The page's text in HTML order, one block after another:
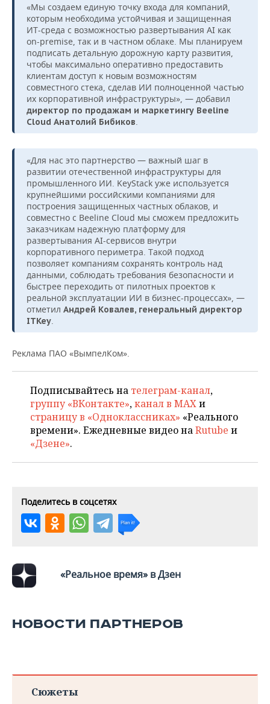
«Мы создаем единую точку входа для компаний,
которым необходима устойчивая и защищенная
ИТ-среда с возможностью развертывания AI как
on-premise, так и в частном облаке. Мы планируем
подписать детальную дорожную карту развития,
чтобы максимально оперативно предоставить
клиентам доступ к новым возможностям
совместного стека, сделав ИИ полноценной частью
их корпоративной инфраструктуры», — добавил
директор по продажам и маркетингу Beeline
Cloud Анатолий Бибиков.
«Для нас это партнерство — важный шаг в
развитии отечественной инфраструктуры для
промышленного ИИ. KeyStack уже используется
крупнейшими российскими компаниями для
построения защищенных частных облаков, и
совместно с Beeline Cloud мы сможем предложить
заказчикам надежную платформу для
развертывания AI-сервисов внутри
корпоративного периметра. Такой подход
позволяет компаниям сохранять контроль над
данными, соблюдать требования безопасности и
быстрее переходить от пилотных проектов к
реальной эксплуатации ИИ в бизнес-процессах», —
отметил Андрей Ковалев, генеральный директор
ITKey.
Реклама ПАО «ВымпелКом».
Подписывайтесь на телеграм-канал,
группу «ВКонтакте»,канал в MAXи
страницу в «Одноклассниках» «Реального
времени». Ежедневные видео наRutube и
«Дзене».
Поделитесь в соцсетях
«Реальное время» в Дзен
НОВОСТИ ПАРТНЕРОВ
Сюжеты